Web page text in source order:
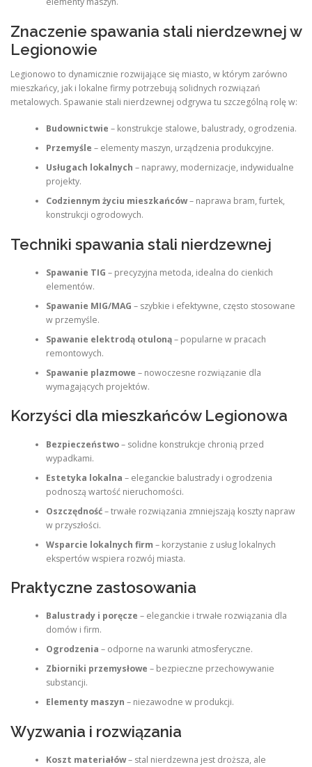
Znaczenie spawania stali nierdzewnej w
Legionowie
Legionowo to dynamicznie rozwijające się miasto, w którym zarówno
mieszkańcy, jak i lokalne firmy potrzebują solidnych rozwiązań
metalowych. Spawanie stali nierdzewnej odgrywa tu szczególną rolę w:
Budownictwie – konstrukcje stalowe, balustrady, ogrodzenia.
Przemyśle – elementy maszyn, urządzenia produkcyjne.
Usługach lokalnych – naprawy, modernizacje, indywidualne
projekty.
Codziennym życiu mieszkańców– naprawa bram, furtek,
konstrukcji ogrodowych.
Techniki spawania stali nierdzewnej
Spawanie TIG – precyzyjna metoda, idealna do cienkich
elementów.
Spawanie MIG/MAG – szybkie i efektywne, często stosowane
w przemyśle.
Spawanie elektrodą otuloną– popularne w pracach
remontowych.
Spawanie plazmowe – nowoczesne rozwiązanie dla
wymagających projektów.
Korzyści dla mieszkańców Legionowa
Bezpieczeństwo– solidne konstrukcje chronią przed
wypadkami.
Estetyka lokalna – eleganckie balustrady i ogrodzenia
podnoszą wartość nieruchomości.
Oszczędność– trwałe rozwiązania zmniejszają koszty napraw
w przyszłości.
Wsparcie lokalnych firm – korzystanie z usług lokalnych
ekspertów wspiera rozwój miasta.
Praktyczne zastosowania
Balustrady i poręcze – eleganckie i trwałe rozwiązania dla
domów i firm.
Ogrodzenia – odporne na warunki atmosferyczne.
Zbiorniki przemysłowe – bezpieczne przechowywanie
substancji.
Elementy maszyn – niezawodne w produkcji.
Wyzwania i rozwiązania
Koszt materiałów– stal nierdzewna jest droższa, ale